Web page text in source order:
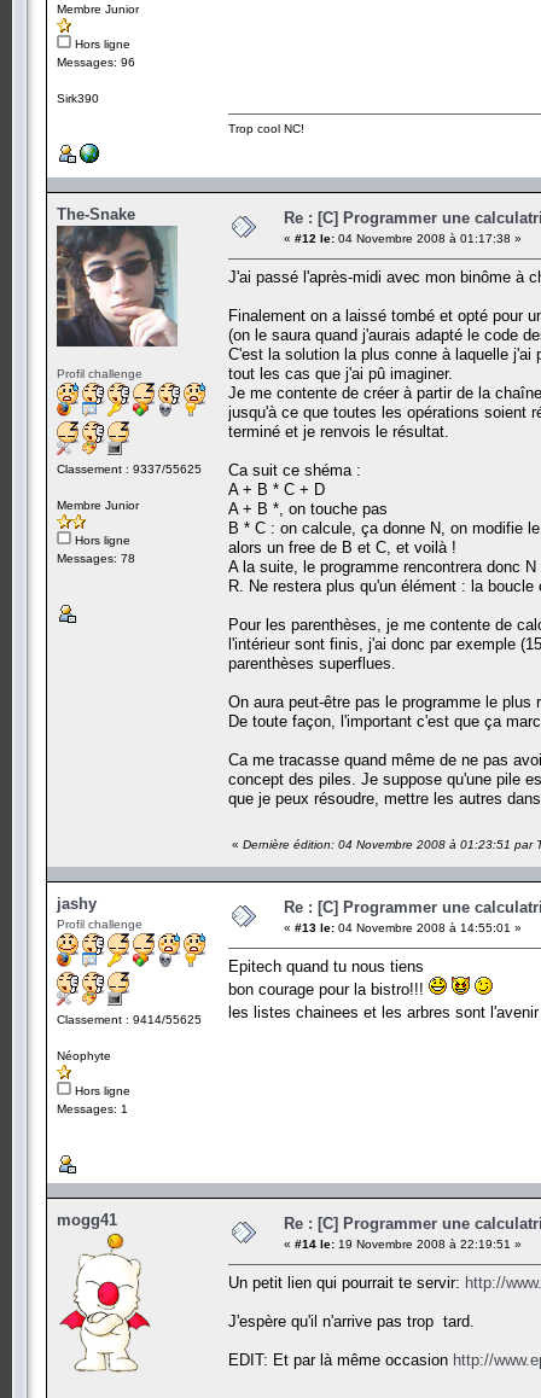
Membre Junior
Hors ligne
Messages: 96
Sirk390
Trop cool NC!
The-Snake
Profil challenge
Classement : 9337/55625
Membre Junior
Hors ligne
Messages: 78
Re : [C] Programmer une
« #12 le: 04 Novembre 2008 à 01:17:38 »
J'ai passé l'après-midi avec mon binôme à
Finalement on a laissé tombé et opté pour
(on le saura quand j'aurais adapté le code
C'est la solution la plus conne à laquelle
tout les cas que j'ai pû imaginer.
Je me contente de créer à partir de la
jusqu'à ce que toutes les opérations soient
terminé et je renvois le résultat.
Ca suit ce shéma :
A + B * C + D
A + B *, on touche pas
B * C : on calcule, ça donne N, on modifie
alors un free de B et C, et voilà !
A la suite, le programme rencontrera donc
R. Ne restera plus qu'un élément : la boucle
Pour les parenthèses, je me contente de
l'intérieur sont finis, j'ai donc par exemple
parenthèses superflues.
On aura peut-être pas le programme le
De toute façon, l'important c'est que ça
Ca me tracasse quand même de ne pas
concept des piles. Je suppose qu'une pile
que je peux résoudre, mettre les autres
« Dernière édition: 04 Novembre 2008 à 01:23:51 par
jashy
Profil challenge
Classement : 9414/55625
Néophyte
Hors ligne
Messages: 1
Re : [C] Programmer une
« #13 le: 04 Novembre 2008 à 14:55:01 »
Epitech quand tu nous tiens
bon courage pour la bistro!!!
les listes chainees et les arbres sont
mogg41 Re : [C] Programmer une
« #14 le: 19 Novembre 2008 à 22:19:51 »
Un petit lien qui pourrait te servir: http://
J'espère qu'il n'arrive pas trop tard.
EDIT: Et par là même occasion http://